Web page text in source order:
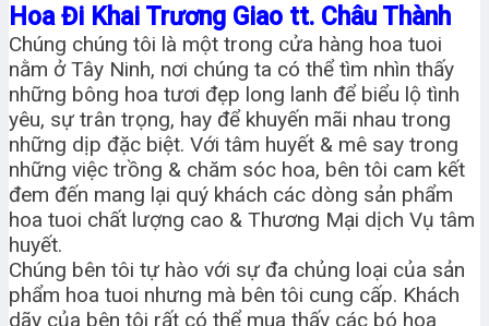
Hoa Đi Khai Trương Giao tt. Châu Thành
Chúng chúng tôi là một trong cửa hàng hoa tuoi
nằm ở Tây Ninh, nơi chúng ta có thể tìm nhìn thấy
những bông hoa tươi đẹp long lanh để biểu lộ tình
yêu, sự trân trọng, hay để khuyến mãi nhau trong
những dịp đặc biệt. Với tâm huyết & mê say trong
những việc trồng & chăm sóc hoa, bên tôi cam kết
đem đến mang lại quý khách các dòng sản phẩm
hoa tuoi chất lượng cao & Thương Mại dịch Vụ tâm
huyết.
Chúng bên tôi tự hào với sự đa chủng loại của sản
phẩm hoa tuoi nhưng mà bên tôi cung cấp. Khách
dãy của bên tôi rất có thể mua thấy các bó hoa